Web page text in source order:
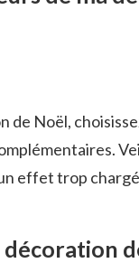
Noël,
effet trop
décoration